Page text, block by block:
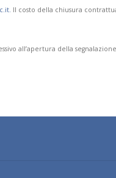
Il costo della chiusura
all’apertura della